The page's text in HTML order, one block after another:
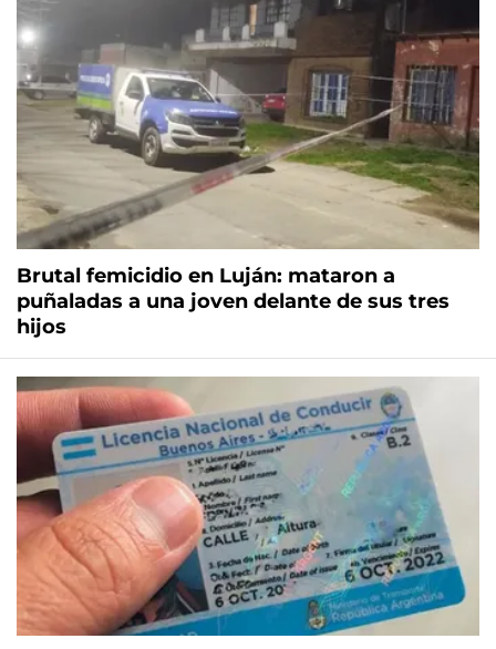
Brutal femicidio en Luján: mataron a
puñaladas a una joven delante de sus tres
hijos